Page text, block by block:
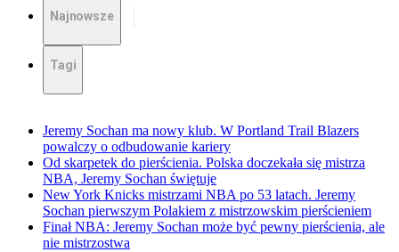
Najnowsze
Tagi
Jeremy Sochan ma nowy klub. W Portland Trail Blazers
powalczy o odbudowanie kariery
Od skarpetek do pierścienia. Polska doczekała się mistrza
NBA, Jeremy Sochan świętuje
New York Knicks mistrzami NBA po 53 latach. Jeremy
Sochan pierwszym Polakiem z mistrzowskim pierścieniem
Finał NBA: Jeremy Sochan może być pewny pierścienia, ale
nie mistrzostwa